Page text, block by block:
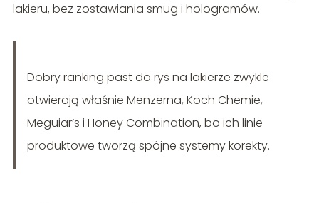
lakieru, bez zostawiania smug i hologramów.
Dobry ranking past do rys na lakierze zwykle
otwierają właśnie Menzerna, Koch Chemie,
Meguiar’s i Honey Combination, bo ich linie
produktowe tworzą spójne systemy korekty.